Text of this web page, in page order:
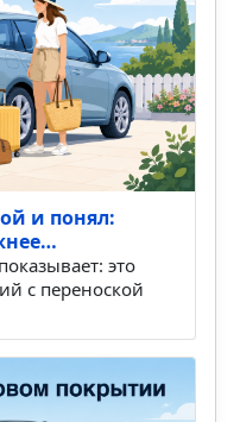
и понял:
это
с переноской